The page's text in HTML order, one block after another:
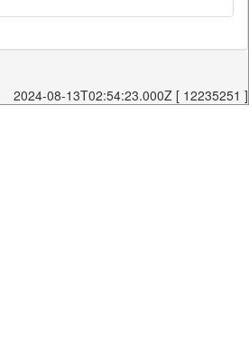
2024-08-13T02:54:23.000Z [ 12235251 ]